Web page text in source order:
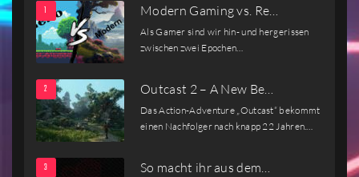
Modern Gaming vs. Re…
Als Gamer sind wir hin- und hergerissen
zwischen zwei Epochen…
Outcast 2 – A New Be…
Das Action-Adventure „Outcast“ bekommt
einen Nachfolger nach knapp 22 Jahren.…
So macht ihr aus dem…